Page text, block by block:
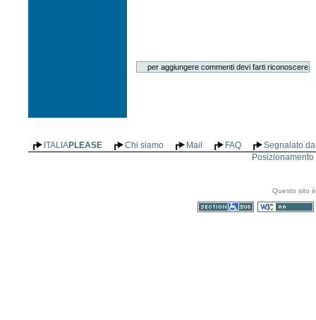
ITALIAPLEASE Chi siamo Mail FAQ
Segnalato
Questo sito